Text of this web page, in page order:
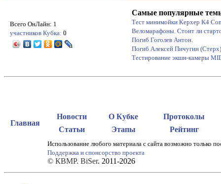
Всего ОнЛайн: 1
участников Кубка: 0
Самые популярные
Тест минимойки Керхер K4
Веломарафоны. Стоит ли
Погиб Гоголев Антон.
Погиб Алексей Пичугин (Стерх)
Тестирование экшн-камеры
Главная
Новости О Кубке
Протоколы
Статьи
Этапы Рейтинг
Использование любого материала с сайта возможно только
Поддержка и спонсорство проекта
© КВМР. BiSer. 2011-2026